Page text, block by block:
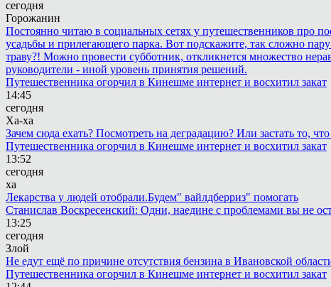
сегодня
Горожанин
Постоянно читаю в социальных сетях у путешественников про
усадьбы и прилегающего парка. Вот подскажите, так сложно
траву?! Можно провести субботник, откликнется множество
руководители - иной уровень принятия решений.
Путешественника огорчил в Кинешме интернет и восхитил закат
14:45
сегодня
Ха-ха
Зачем сюда ехать? Посмотреть на деградацию? Или застать
Путешественника огорчил в Кинешме интернет и восхитил закат
13:52
сегодня
ха
Лекарства у людей отобрали.Будем" вайлдберриз" помогать
Станислав Воскресенский: Одни, наедине с проблемами вы не
13:25
сегодня
Злой
Не едут ещё по причине отсутствия бензина в Ивановской
Путешественника огорчил в Кинешме интернет и восхитил закат